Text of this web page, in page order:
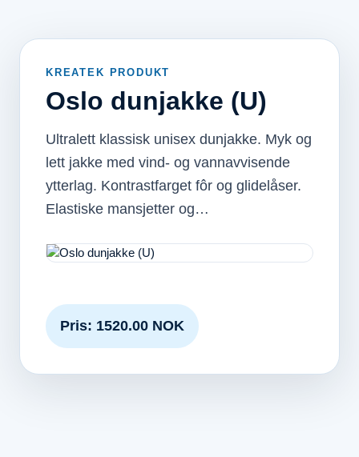
KREATEK PRODUKT
Oslo dunjakke (U)
Ultralett klassisk unisex dunjakke. Myk og
lett jakke med vind- og vannavvisende
ytterlag. Kontrastfarget fôr og glidelåser.
Elastiske mansjetter og…
Pris: 1520.00 NOK